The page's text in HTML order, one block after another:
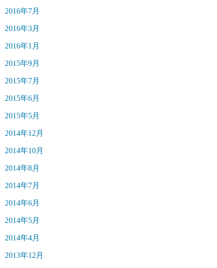
2016年7月
2016年3月
2016年1月
2015年9月
2015年7月
2015年6月
2015年5月
2014年12月
2014年10月
2014年8月
2014年7月
2014年6月
2014年5月
2014年4月
2013年12月